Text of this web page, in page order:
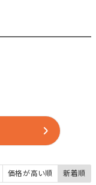
価格が高い順 新着順